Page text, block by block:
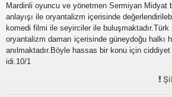
Mardinli oyuncu ve yönetmen Sermiyan Midyat
anlayışı ile oryantalizm içerisinde
komedi filmi ile seyirciler ile buluşmaktadır.Türk
oryantalizm damarı içerisinde güneydoğu halkı
anılmaktadır.Böyle hassas bir konu için ciddiyet
idi.10/1